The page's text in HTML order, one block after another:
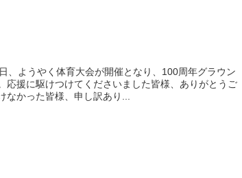
、ようやく体育大会が開催となり、100周年グラウン
応援に駆けつけてくださいました皆様、ありがとうご
なかった皆様、申し訳あり...